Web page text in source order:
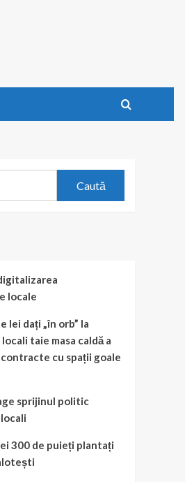
locale
lei dați „în orb” la
taie masa caldă a
cu spații goale
sprijinul politic
300 de puieți plantați